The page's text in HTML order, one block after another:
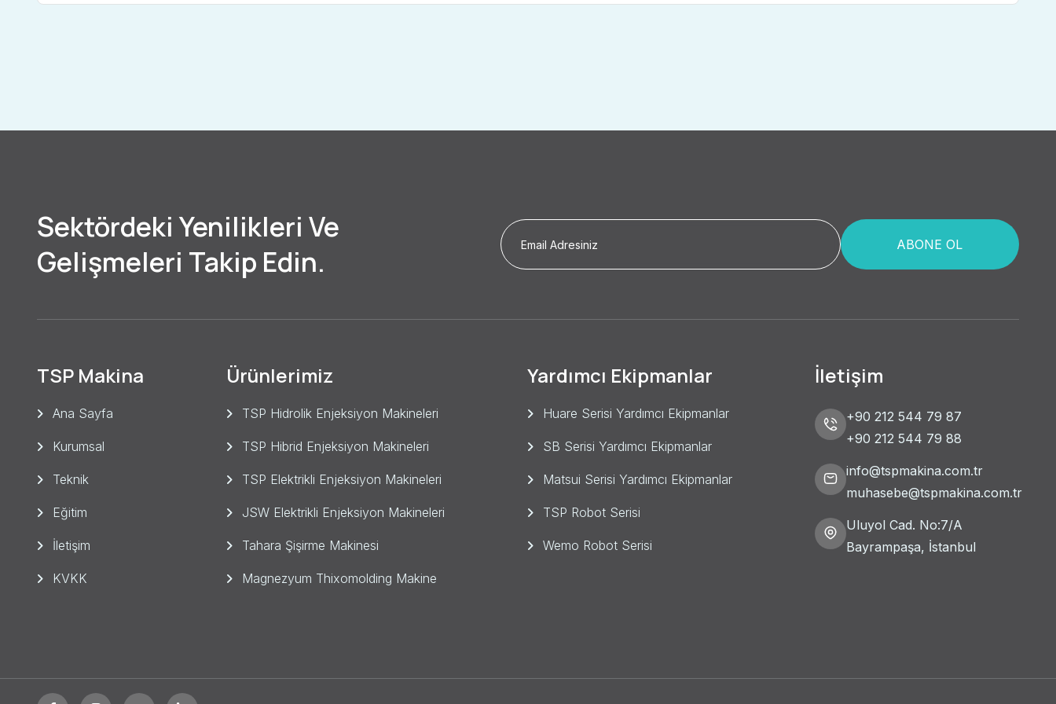
Sektördeki Yenilikleri Ve
Gelişmeleri Takip Edin.
ABONE OL
TSP Makina
Ana Sayfa
Kurumsal
Teknik
Eğitim
İletişim
KVKK
Ürünlerimiz
TSP Hidrolik Enjeksiyon Makineleri
TSP Hibrid Enjeksiyon Makineleri
TSP Elektrikli Enjeksiyon Makineleri
JSW Elektrikli Enjeksiyon Makineleri
Tahara Şişirme Makinesi
Magnezyum Thixomolding Makine
Yardımcı Ekipmanlar
Huare Serisi Yardımcı Ekipmanlar
SB Serisi Yardımcı Ekipmanlar
Matsui Serisi Yardımcı Ekipmanlar
TSP Robot Serisi
Wemo Robot Serisi
İletişim
+90 212 544 79 87
+90 212 544 79 88
info@tspmakina.com.tr
muhasebe@tspmakina.com.tr
Uluyol Cad. No:7/A
Bayrampaşa, İstanbul